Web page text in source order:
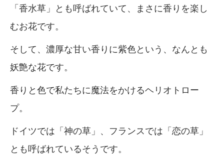
「香水草」とも呼ばれていて、まさに香りを楽し
むお花です。
そして、濃厚な甘い香りに紫色という、なんとも
妖艶な花です。
香りと色で私たちに魔法をかけるヘリオトロー
プ。
ドイツでは「神の草」、フランスでは「恋の草」
とも呼ばれているそうです。